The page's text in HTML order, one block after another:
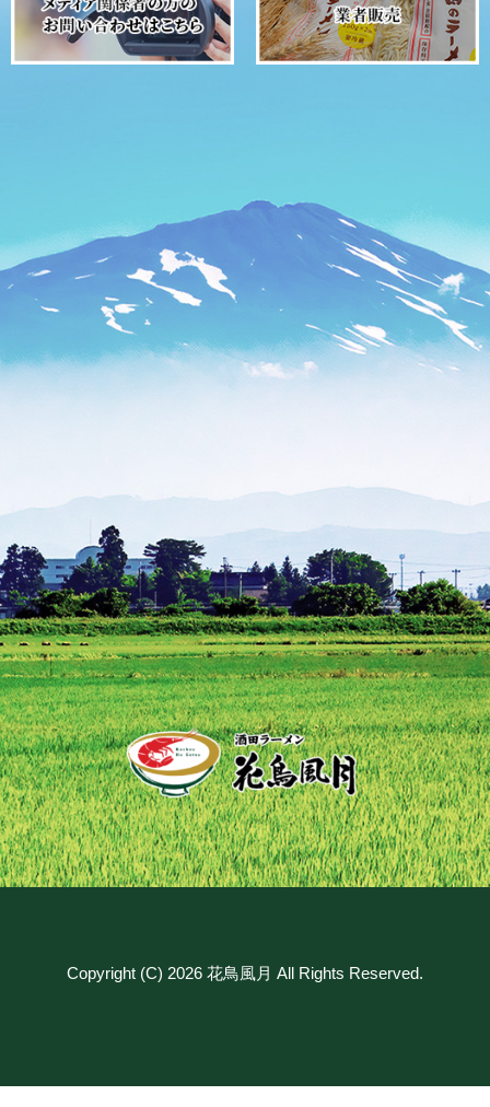
Copyright (C) 2026 花鳥風月 All Rights Reserved.